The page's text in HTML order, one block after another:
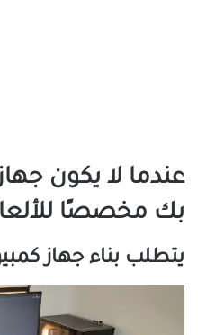
عندما لا يكون
بك مخصصًا
يتطلب بناء جهاز